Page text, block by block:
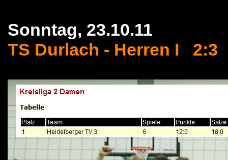
Sonntag, 23.10.11
TS Durlach - Herren I 2:3